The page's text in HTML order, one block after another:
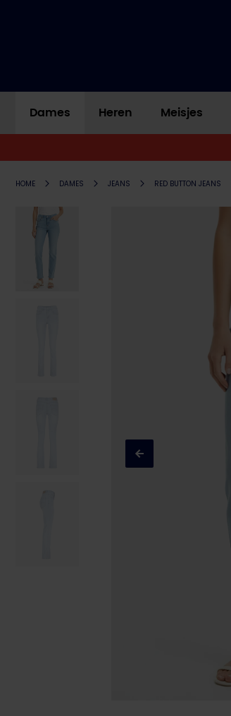
Dames Heren Meisjes
HOME DAMES JEANS RED BUTTON JEANS